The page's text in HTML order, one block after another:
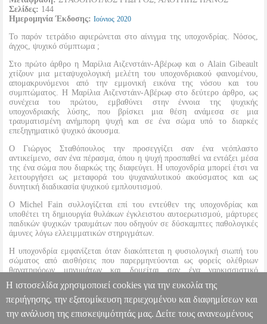
Σελίδες: 144
Ημερομηνία Έκδοσης: Ιούνιος 2020
Το παρόν τετράδιο αφιερώνεται στο αίνιγμα της υποχονδρίας. Νόσος,
άγχος, ψυχικό σύμπτωμα ;
Στο πρώτο άρθρο η Μαρίλια Αιζενστάιν-Αβέρωφ και ο Alain Gibeault
χτίζουν μια μεταψυχολογική μελέτη του υποχονδριακού φαινομένου,
απομακρυνόμενοι από την εμμονική εικόνα της νόσου και του
συμπτώματος. Η Μαρίλια Αιζενστάιν-Αβέρωφ στο δεύτερο άρθρο, ως
συνέχεια του πρώτου, εμβαθύνει στην έννοια της ψυχικής
υποχονδριακής λύσης, που βρίσκει μια θέση ανάμεσα σε μια
τραυματισμένη ανήμπορη ψυχή και σε ένα σώμα υπό το διαρκές
επεξηγηματικό ψυχικό άκουσμα.
Ο Γιώργος Σταθόπουλος την προσεγγίζει σαν ένα νεόπλαστο
αντικείμενο, σαν ένα πέρασμα, όπου η ψυχή προσπαθεί να εντάξει μέσα
της ένα σώμα που διαρκώς της διαφεύγει. Η υποχονδρία μπορεί έτσι να
λειτουργήσει ως μεταφορά του ψυχαναλυτικού ακούσματος και ως
δυνητική διαδικασία ψυχικού εμπλουτισμού.
Ο Michel Fain συλλογίζεται επί του εντεύθεν της υποχονδρίας και
υποθέτει τη δημιουργία θυλάκων έγκλειστου αυτοερωτισμού, μάρτυρες
παιδικών ψυχικών τραυμάτων που οδηγούν σε δύσκαμπτες παθολογικές
άμυνες λόγω ελλειμματικών στηριγμάτων.
Η υποχονδρία εμφανίζεται όταν διακόπτεται η φυσιολογική σιωπή του
σώματος από αισθήσεις που παρερμηνεύονται ως φορείς ολέθριων
θανατηφόρων μηνυμάτων και δομείται σαν ένα ναρκισσιστικό
αντικείμενο μέσα στους απόηχους πρωτογενών εμπειριών με άγχη
αφανισμού, τόσο του ίδιου του εαυτού όσο και του περιβάλλοντος.
ΥΠΟΧΟΝΔΡΙΑ BKS.0088281 BKS.0088281 ΣΥΛΛΟΓΙΚΟ ΕΡΓΟ
Η ιστοσελίδα χρησιμοποιεί cookies για την ευκολία της
περιήγησης, την εξατομίκευση περιεχομένου και διαφημίσεων και
την ανάλυση της επισκεψιμότητάς μας. Δείτε τους ανανεωμένους